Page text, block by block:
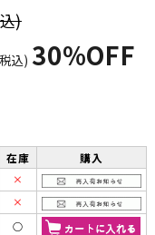
)
込) 30%OFF
在庫 購入
×
×
○